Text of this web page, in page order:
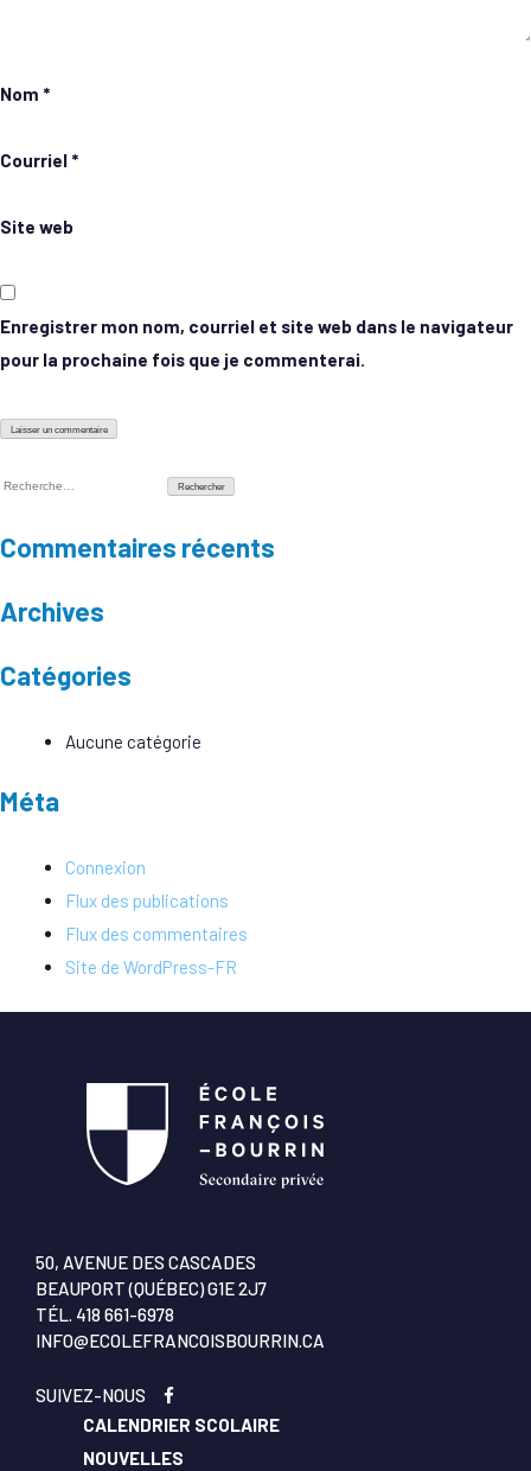
Nom *
Courriel *
Site web
Enregistrer mon nom, courriel et site web dans le navigateur
pour la prochaine fois que je commenterai.
Rechercher :
Commentaires récents
Archives
Catégories
Aucune catégorie
Méta
Connexion
Flux des publications
Flux des commentaires
Site de WordPress-FR
50, AVENUE DES CASCADES
BEAUPORT (QUÉBEC) G1E 2J7
TÉL. 418 661-6978
INFO@ECOLEFRANCOISBOURRIN.CA
SUIVEZ-NOUS
CALENDRIER SCOLAIRE
NOUVELLES